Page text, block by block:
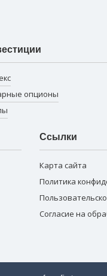
опционы
Ссылки
Карта сайта
Политика
Согласие на